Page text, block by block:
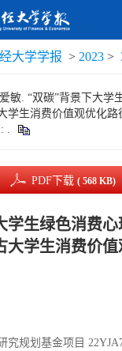
大学学报 > 2023 >
敏. “双碳”背景下大学
生消费价值观优化路
.
PDF下载 ( 568 KB)
学生绿色消费
学生消费价值
究规划基金项目